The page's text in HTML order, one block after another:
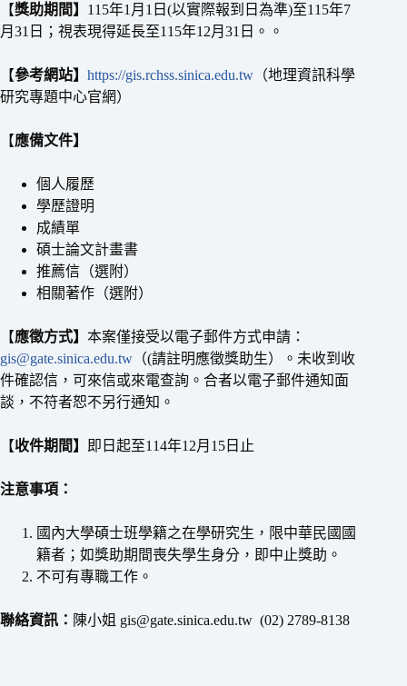
【獎助期間】 115年1月1日(以實際報到日為準)至115年7
月31日；視表現得延長至115年12月31日。。
【參考網站】 https://gis.rchss.sinica.edu.tw （地理資訊科學
研究專題中心官網）
【應備文件】
個人履歷
學歷證明
成績單
碩士論文計畫書
推薦信（選附）
相關著作（選附）
【應徵方式】 本案僅接受以電子郵件方式申請：
gis@gate.sinica.edu.tw （(請註明應徵獎助生）。未收到收
件確認信，可來信或來電查詢。合者以電子郵件通知面
談，不符者恕不另行通知。
【收件期間】 即日起至114年12月15日止
注意事項：
國內大學碩士班學籍之在學研究生，限中華民國國
籍者；如獎助期間喪失學生身分，即中止獎助。
不可有專職工作。
聯絡資訊： 陳小姐 gis@gate.sinica.edu.tw (02) 2789-8138